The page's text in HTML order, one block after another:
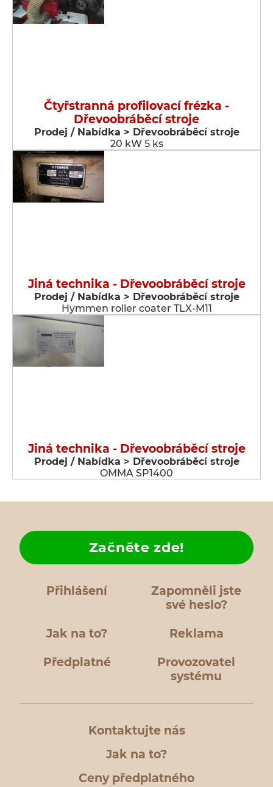
Čtyřstranná profilovací frézka -
Dřevoobráběcí stroje
Prodej / Nabídka > Dřevoobráběcí stroje
20 kW 5 ks
Jiná technika - Dřevoobráběcí stroje
Prodej / Nabídka > Dřevoobráběcí stroje
Hymmen roller coater TLX-M11
Jiná technika - Dřevoobráběcí stroje
Prodej / Nabídka > Dřevoobráběcí stroje
OMMA SP1400
Přihlášení
Zapomněli jste
své heslo?
Jak na to?
Začněte zde!
Reklama
Předplatné
Provozovatel
systému
Kontaktujte nás
Jak na to?
Ceny předplatného